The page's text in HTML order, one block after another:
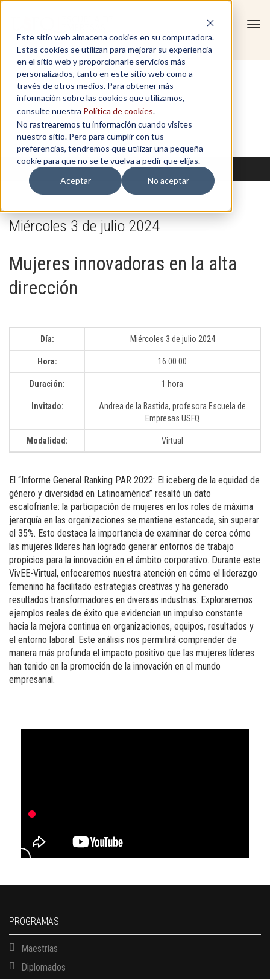
Este sitio web almacena cookies en su computadora.
Estas cookies se utilizan para mejorar su experiencia
en el sitio web y proporcionarle servicios más
personalizados, tanto en este sitio web como a
través de otros medios. Para obtener más
información sobre las cookies que utilizamos,
consulte nuestra Política de cookies.
No rastrearemos tu información cuando visites
nuestro sitio. Pero para cumplir con tus
preferencias, tendremos que utilizar una pequeña
cookie para que no se te vuelva a pedir que elijas.
Aceptar
No aceptar
Miércoles 3 de julio 2024
Mujeres innovadoras en la alta
dirección
Día: Miércoles 3 de julio 2024
Hora: 16:00:00
Duración: 1 hora
Invitado:
Andrea de la Bastida, profesora Escuela de
Empresas USFQ
Modalidad: Virtual
El “Informe General Ranking PAR 2022: El iceberg de la equidad de
género y diversidad en Latinoamérica” resaltó un dato
escalofriante: la participación de mujeres en los roles de máxima
jerarquía en las organizaciones se mantiene estancada, sin superar
el 35%. Esto destaca la importancia de examinar de cerca cómo
las mujeres líderes han logrado generar entornos de trabajo
propicios para la innovación en el ámbito corporativo. Durante este
VivEE-Virtual, enfocaremos nuestra atención en cómo el liderazgo
femenino ha facilitado estrategias creativas y ha generado
resultados transformadores en diversas industrias. Exploraremos
ejemplos reales de éxito que evidencian un impulso constante
hacia la mejora continua en organizaciones, equipos, resultados y
el entorno laboral. Este análisis nos permitirá comprender de
manera más profunda el impacto positivo que las mujeres líderes
han tenido en la promoción de la innovación en el mundo
empresarial.
PROGRAMAS
Maestrías
Diplomados